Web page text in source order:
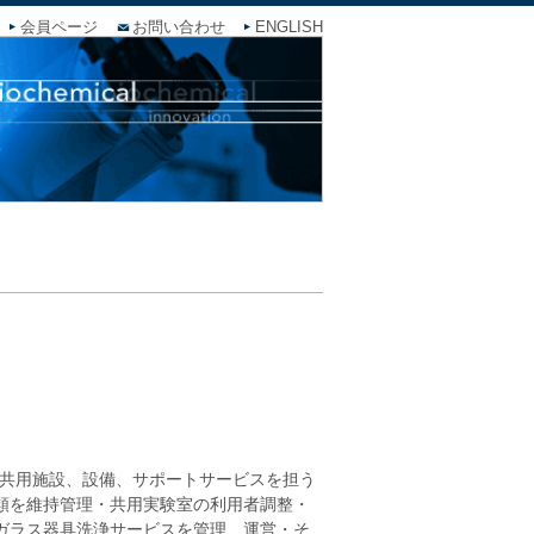
会員ページ お問い合わせ ENGLISH
用施設、設備、サポートサービスを担う
維持管理・共用実験室の利用者調整・
ス器具洗浄サービスを管理、運営・そ